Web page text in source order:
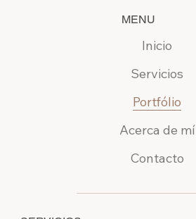
MENU
Inicio
Servicios
Portfólio
Acerca de mí
Contacto